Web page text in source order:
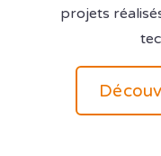
projets